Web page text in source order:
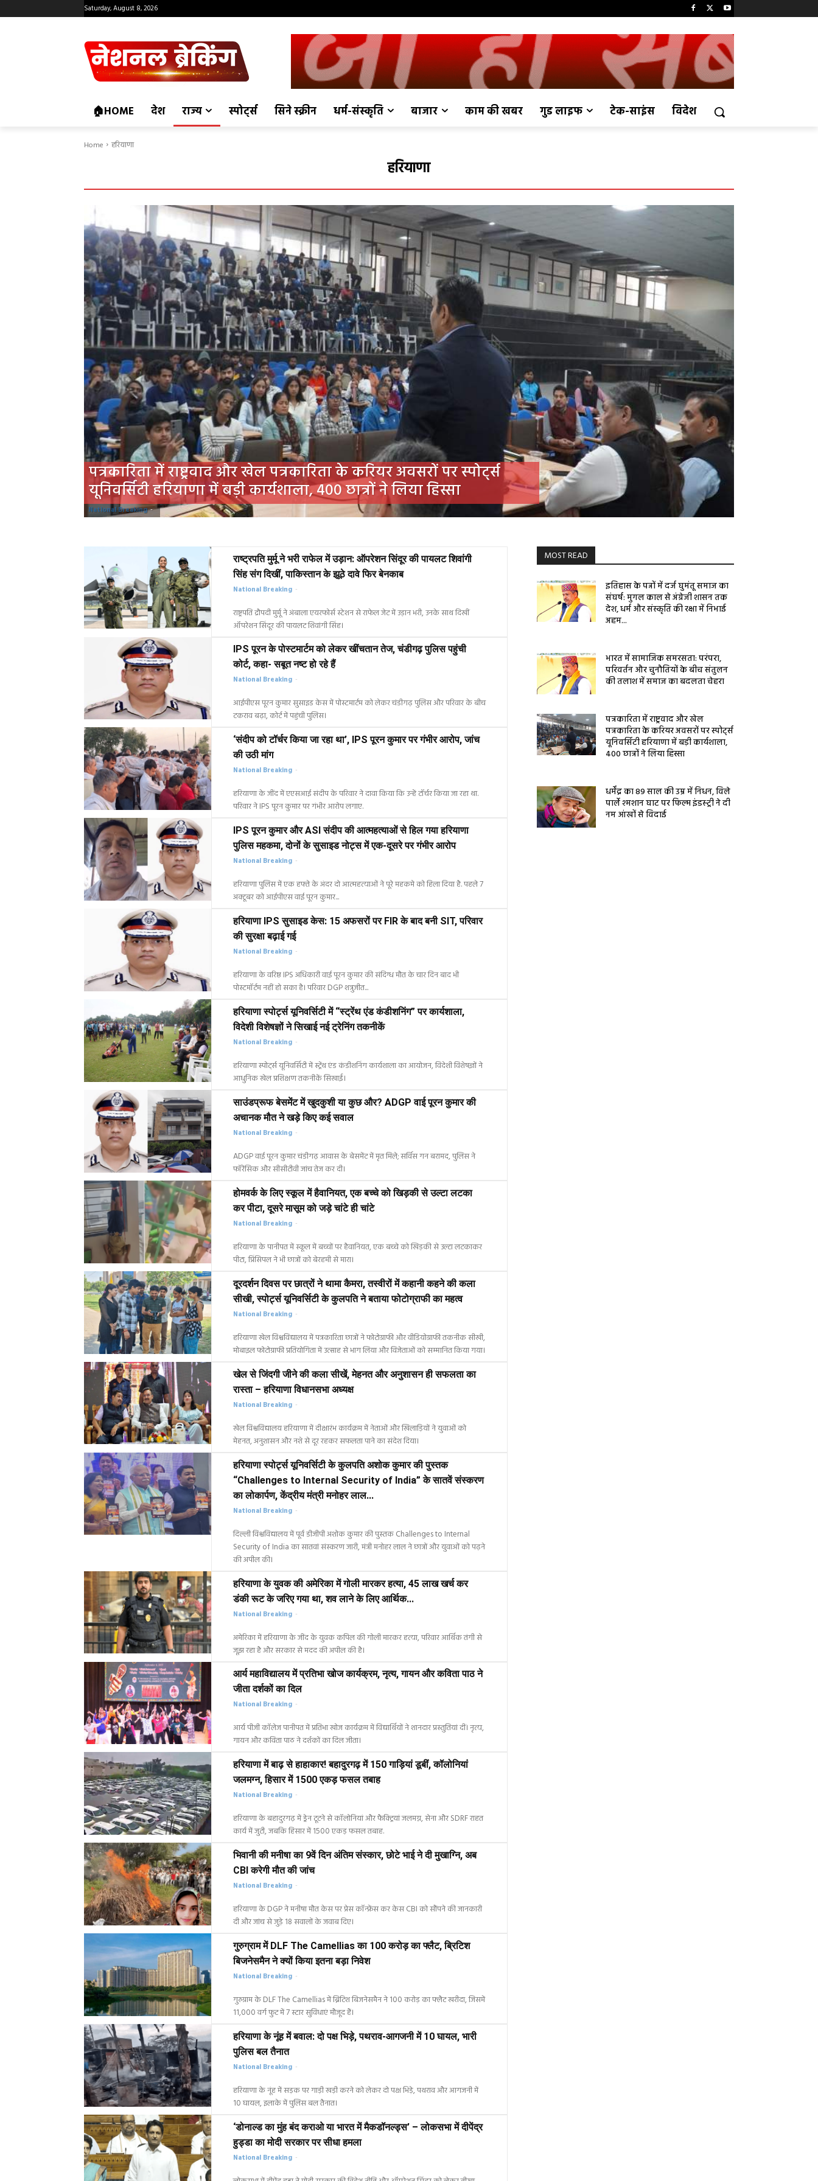
Saturday, August 8, 2026
🏠HOME देश राज्य स्पोर्ट्स सिने स्क्रीन धर्म-संस्कृति बाजार काम की खबर गुड लाइफ टेक-साइंस विदेश
Home हरियाणा
हरियाणा
पत्रकारिता में राष्ट्रवाद और खेल पत्रकारिता के करियर अवसरों पर स्पोर्ट्स
यूनिवर्सिटी हरियाणा में बड़ी कार्यशाला, 400 छात्रों ने लिया हिस्सा
National Breaking -
राष्ट्रपति मुर्मू ने भरी राफेल में उड़ान: ऑपरेशन सिंदूर की पायलट शिवांगी
सिंह संग दिखीं, पाकिस्तान के झूठे दावे फिर बेनकाब
National Breaking -
राष्ट्रपति द्रौपदी मुर्मू ने अंबाला एयरफोर्स स्टेशन से राफेल जेट में उड़ान भरी, उनके साथ दिखीं
ऑपरेशन सिंदूर की पायलट शिवांगी सिंह।
IPS पूरन के पोस्टमार्टम को लेकर खींचतान तेज, चंडीगढ़ पुलिस पहुंची
कोर्ट, कहा- सबूत नष्ट हो रहे हैं
National Breaking -
आईपीएस पूरन कुमार सुसाइड केस में पोस्टमार्टम को लेकर चंडीगढ़ पुलिस और परिवार के बीच
टकराव बढ़ा, कोर्ट में पहुंची पुलिस।
‘संदीप को टॉर्चर किया जा रहा था’, IPS पूरन कुमार पर गंभीर आरोप, जांच
की उठी मांग
National Breaking -
हरियाणा के जींद में एएसआई संदीप के परिवार ने दावा किया कि उन्हें टॉर्चर किया जा रहा था.
परिवार ने IPS पूरन कुमार पर गंभीर आरोप लगाए.
IPS पूरन कुमार और ASI संदीप की आत्महत्याओं से हिल गया हरियाणा
पुलिस महकमा, दोनों के सुसाइड नोट्स में एक-दूसरे पर गंभीर आरोप
National Breaking -
हरियाणा पुलिस में एक हफ्ते के अंदर दो आत्महत्याओं ने पूरे महकमे को हिला दिया है. पहले 7
अक्टूबर को आईपीएस वाई पूरन कुमार...
हरियाणा IPS सुसाइड केस: 15 अफसरों पर FIR के बाद बनी SIT, परिवार
की सुरक्षा बढ़ाई गई
National Breaking -
हरियाणा के वरिष्ठ IPS अधिकारी वाई पूरन कुमार की संदिग्ध मौत के चार दिन बाद भी
पोस्टमॉर्टम नहीं हो सका है। परिवार DGP शत्रुजीत...
हरियाणा स्पोर्ट्स यूनिवर्सिटी में “स्ट्रेंथ एंड कंडीशनिंग” पर कार्यशाला,
विदेशी विशेषज्ञों ने सिखाई नई ट्रेनिंग तकनीकें
National Breaking -
हरियाणा स्पोर्ट्स यूनिवर्सिटी में स्ट्रेंथ एंड कंडीशनिंग कार्यशाला का आयोजन, विदेशी विशेषज्ञों ने
आधुनिक खेल प्रशिक्षण तकनीकें सिखाईं।
साउंडप्रूफ बेसमेंट में खुदकुशी या कुछ और? ADGP वाई पूरन कुमार की
अचानक मौत ने खड़े किए कई सवाल
National Breaking -
ADGP वाई पूरन कुमार चंडीगढ़ आवास के बेसमेंट में मृत मिले; सर्विस गन बरामद, पुलिस ने
फॉरेंसिक और सीसीटीवी जांच तेज कर दी।
होमवर्क के लिए स्कूल में हैवानियत, एक बच्चे को खिड़की से उल्टा लटका
कर पीटा, दूसरे मासूम को जड़े चांटे ही चांटे
National Breaking -
हरियाणा के पानीपत में स्कूल में बच्चों पर हैवानियत, एक बच्चे को खिड़की से उल्टा लटकाकर
पीटा, प्रिंसिपल ने भी छात्रों को बेरहमी से मारा।
दूरदर्शन दिवस पर छात्रों ने थामा कैमरा, तस्वीरों में कहानी कहने की कला
सीखी, स्पोर्ट्स यूनिवर्सिटी के कुलपति ने बताया फोटोग्राफी का महत्व
National Breaking -
हरियाणा खेल विश्वविद्यालय में पत्रकारिता छात्रों ने फोटोग्राफी और वीडियोग्राफी तकनीक सीखी,
मोबाइल फोटोग्राफी प्रतियोगिता में उत्साह से भाग लिया और विजेताओं को सम्मानित किया गया।
खेल से जिंदगी जीने की कला सीखें, मेहनत और अनुशासन ही सफलता का
रास्ता – हरियाणा विधानसभा अध्यक्ष
National Breaking -
खेल विश्वविद्यालय हरियाणा में दीक्षारंभ कार्यक्रम में नेताओं और खिलाड़ियों ने युवाओं को
मेहनत, अनुशासन और नशे से दूर रहकर सफलता पाने का संदेश दिया।
हरियाणा स्पोर्ट्स यूनिवर्सिटी के कुलपति अशोक कुमार की पुस्तक
“Challenges to Internal Security of India” के सातवें संस्करण
का लोकार्पण, केंद्रीय मंत्री मनोहर लाल...
National Breaking -
दिल्ली विश्वविद्यालय में पूर्व डीजीपी अशोक कुमार की पुस्तक Challenges to Internal
Security of India का सातवां संस्करण जारी, मंत्री मनोहर लाल ने छात्रों और युवाओं को पढ़ने
की अपील की।
हरियाणा के युवक की अमेरिका में गोली मारकर हत्या, 45 लाख खर्च कर
डंकी रूट के जरिए गया था, शव लाने के लिए आर्थिक...
National Breaking -
अमेरिका में हरियाणा के जींद के युवक कपिल की गोली मारकर हत्या, परिवार आर्थिक तंगी से
जूझ रहा है और सरकार से मदद की अपील की है।
आर्य महाविद्यालय में प्रतिभा खोज कार्यक्रम, नृत्य, गायन और कविता पाठ ने
जीता दर्शकों का दिल
National Breaking -
आर्य पीजी कॉलेज पानीपत में प्रतिभा खोज कार्यक्रम में विद्यार्थियों ने शानदार प्रस्तुतियां दीं। नृत्य,
गायन और कविता पाठ ने दर्शकों का दिल जीता।
हरियाणा में बाढ़ से हाहाकार! बहादुरगढ़ में 150 गाड़ियां डूबीं, कॉलोनियां
जलमग्न, हिसार में 1500 एकड़ फसल तबाह
National Breaking -
हरियाणा के बहादुरगढ़ में ड्रेन टूटने से कॉलोनियां और फैक्ट्रियां जलमग्न, सेना और SDRF राहत
कार्य में जुटी, जबकि हिसार में 1500 एकड़ फसल तबाह.
भिवानी की मनीषा का 9वें दिन अंतिम संस्कार, छोटे भाई ने दी मुखाग्नि, अब
CBI करेगी मौत की जांच
National Breaking -
हरियाणा के DGP ने मनीषा मौत केस पर प्रेस कॉन्फ्रेंस कर केस CBI को सौंपने की जानकारी
दी और जांच से जुड़े 18 सवालों के जवाब दिए।
गुरुग्राम में DLF The Camellias का 100 करोड़ का फ्लैट, ब्रिटिश
बिजनेसमैन ने क्यों किया इतना बड़ा निवेश
National Breaking -
गुरुग्राम के DLF The Camellias में ब्रिटिश बिजनेसमैन ने 100 करोड़ का फ्लैट खरीदा, जिसमें
11,000 वर्ग फुट में 7 स्टार सुविधाएं मौजूद हैं।
हरियाणा के नूंह में बवाल: दो पक्ष भिड़े, पथराव-आगजनी में 10 घायल, भारी
पुलिस बल तैनात
National Breaking -
हरियाणा के नूंह में सड़क पर गाड़ी खड़ी करने को लेकर दो पक्ष भिड़े, पथराव और आगजनी में
10 घायल, इलाके में पुलिस बल तैनात।
‘डोनाल्ड का मुंह बंद कराओ या भारत में मैकडॉनल्ड्स’ – लोकसभा में दीपेंद्र
हुड्डा का मोदी सरकार पर सीधा हमला
National Breaking -
MOST READ
इतिहास के पन्नों में दर्ज घुमंतू समाज का
संघर्ष: मुगल काल से अंग्रेजी शासन तक
देश, धर्म और संस्कृति की रक्षा में निभाई
अहम...
भारत में सामाजिक समरसता: परंपरा,
परिवर्तन और चुनौतियों के बीच संतुलन
की तलाश में समाज का बदलता चेहरा
पत्रकारिता में राष्ट्रवाद और खेल
पत्रकारिता के करियर अवसरों पर स्पोर्ट्स
यूनिवर्सिटी हरियाणा में बड़ी कार्यशाला,
400 छात्रों ने लिया हिस्सा
धर्मेंद्र का 89 साल की उम्र में निधन, विले
पार्ले श्मशान घाट पर फिल्म इंडस्ट्री ने दी
नम आंखों से विदाई